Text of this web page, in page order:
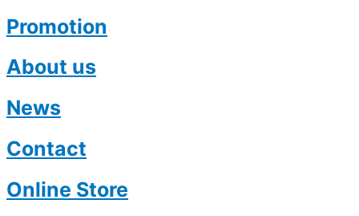
Promotion
About us
News
Contact
Online Store